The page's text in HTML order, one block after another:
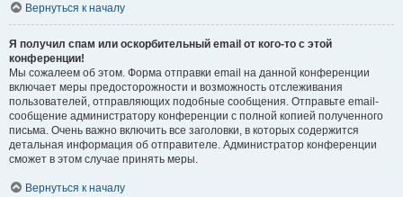
Вернуться к началу
Я получил спам или оскорбительный email от кого-то с этой
конференции!
Мы сожалеем об этом. Форма отправки email на данной конференции
включает меры предосторожности и возможность отслеживания
пользователей, отправляющих подобные сообщения. Отправьте email-
сообщение администратору конференции с полной копией полученного
письма. Очень важно включить все заголовки, в которых содержится
детальная информация об отправителе. Администратор конференции
сможет в этом случае принять меры.
Вернуться к началу